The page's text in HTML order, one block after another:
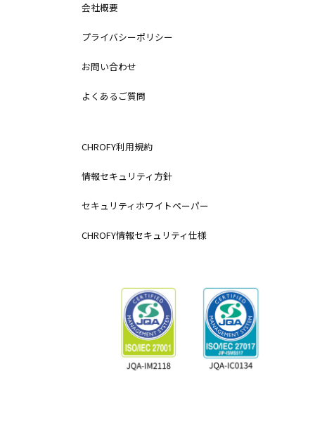
会社概要
プライバシーポリシー
お問い合わせ
よくあるご質問
CHROFY利用規約
情報セキュリティ方針
セキュリティホワイトペーパー
CHROFY情報セキュリティ仕様